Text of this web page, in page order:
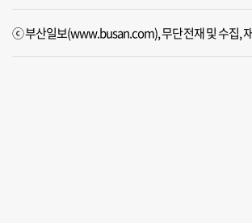
ⓒ 부산일보(www.busan.com), 무단전재 및 수집,